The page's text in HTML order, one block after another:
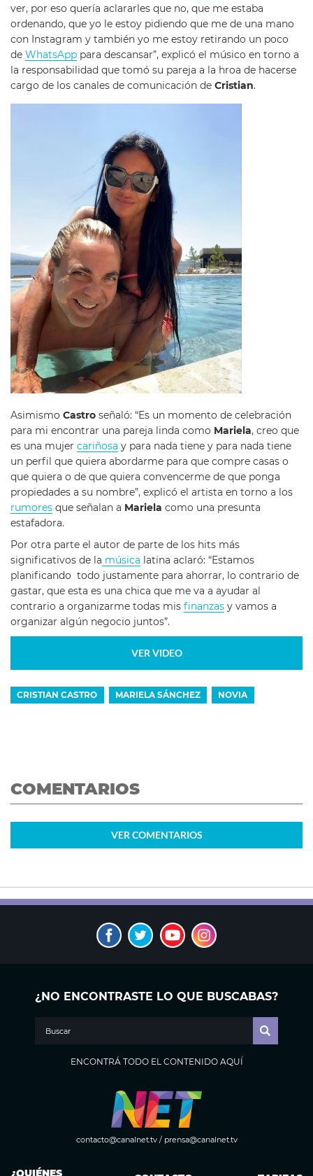
ver, por eso quería aclararles que no, que me estaba
ordenando, que yo le estoy pidiendo que me de una mano
con Instagram y también yo me estoy retirando un poco
de WhatsApp para descansar”, explicó el músico en torno a
la responsabilidad que tomó su pareja a la hroa de hacerse
cargo de los canales de comunicación de Cristian.
Asimismo Castro señaló: “Es un momento de celebración
para mi encontrar una pareja linda como Mariela, creo que
es una mujer cariñosa y para nada tiene y para nada tiene
un perfil que quiera abordarme para que compre casas o
que quiera o de que quiera convencerme de que ponga
propiedades a su nombre”, explicó el artista en torno a los
rumores que señalan a Mariela como una presunta
estafadora.
Por otra parte el autor de parte de los hits más
significativos de la música latina aclaró: “Estamos
planificando todo justamente para ahorrar, lo contrario de
gastar, que esta es una chica que me va a ayudar al
contrario a organizarme todas mis finanzas y vamos a
organizar algún negocio juntos”.
VER VIDEO
CRISTIAN CASTRO MARIELA SÁNCHEZ NOVIA
COMENTARIOS
VER COMENTARIOS
¿NO ENCONTRASTE LO QUE BUSCABAS?
ENCONTRÁ TODO EL CONTENIDO AQUÍ
contacto@canalnet.tv/ prensa@canalnet.tv
¿QUIÉNES